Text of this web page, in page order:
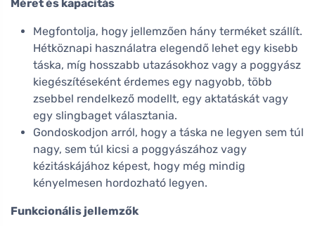
Méret és kapacitás
Megfontolja, hogy jellemzően hány terméket szállít.
Hétköznapi használatra elegendő lehet egy kisebb
táska, míg hosszabb utazásokhoz vagy a poggyász
kiegészítéseként érdemes egy nagyobb, több
zsebbel rendelkező modellt, egy aktatáskát vagy
egy slingbaget választania.
Gondoskodjon arról, hogy a táska ne legyen sem túl
nagy, sem túl kicsi a poggyászához vagy
kézitáskájához képest, hogy még mindig
kényelmesen hordozható legyen.
Funkcionális jellemzők